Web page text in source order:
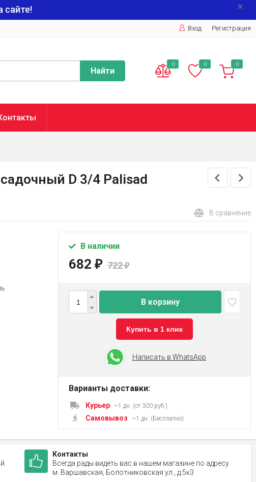
сайте!
Вход Регистрация
Найти
0 0 0
D 3/4 Palisad
В сравнение
В наличии
682 ₽ 722₽
В корзину
Купить в 1 клик
Написать в WhatsApp
Варианты доставки:
Курьер ~1 дн. (от 300 руб.)
Самовывоз ~1 дн. (Бесплатно)
Контакты
Всегда рады видеть вас в нашем магазине по адресу
м. Варшавская, Болотниковская ул., д.5к3